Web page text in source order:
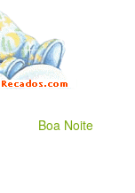
Boa Noite